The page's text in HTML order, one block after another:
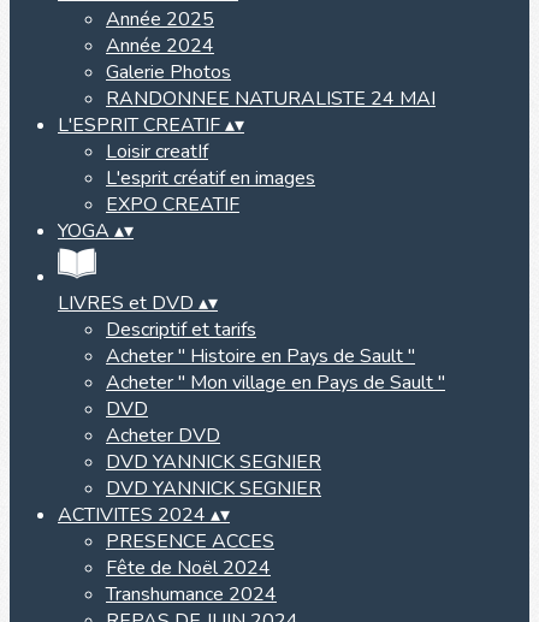
Année 2025
Année 2024
Galerie Photos
RANDONNEE NATURALISTE 24 MAI
L'ESPRIT CREATIF▴▾
Loisir creatIf
L'esprit créatif en images
EXPO CREATIF
YOGA ▴▾
LIVRES et DVD ▴▾
Descriptif et tarifs
Acheter " Histoire en Pays de Sault "
Acheter " Mon village en Pays de Sault "
DVD
Acheter DVD
DVD YANNICK SEGNIER
DVD YANNICK SEGNIER
ACTIVITES 2024 ▴▾
PRESENCE ACCES
Fête de Noël 2024
Transhumance 2024